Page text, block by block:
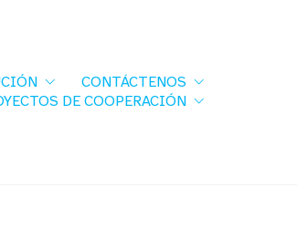
CONTÁCTENOS
DE COOPERACIÓN